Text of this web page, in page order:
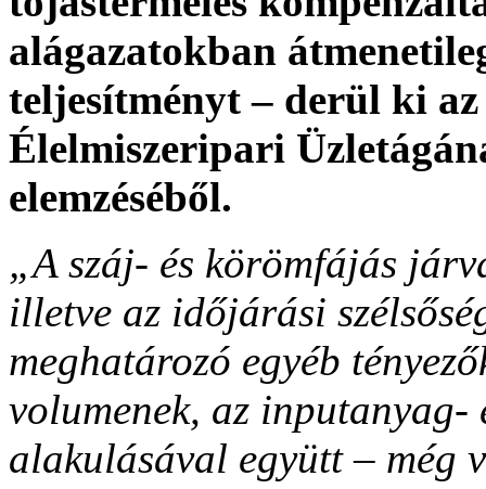
alágazatokban
teljesítményt – derül ki
Élelmiszeripari
elemzéséből.
„A száj- és körömfájás
illetve az időjárási
meghatározó egyéb
volumenek, az inputanyag-
alakulásával együtt – még